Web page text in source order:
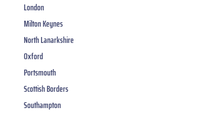
London
Milton Keynes
North Lanarkshire
Oxford
Portsmouth
Scottish Borders
Southampton